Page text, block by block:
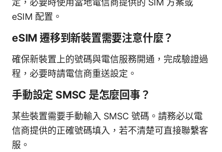
eSIM 配置。
eSIM 遷移到新裝置需要注意什麼？
確保新裝置上的號碼與電信服務開通，完成驗證過
程，必要時請電信商重送設定。
手動設定 SMSC 是怎麼回事？
某些裝置需要手動輸入 SMSC 號碼。請務必以電
信商提供的正確號碼填入，若不清楚可直接聯繫客
服。